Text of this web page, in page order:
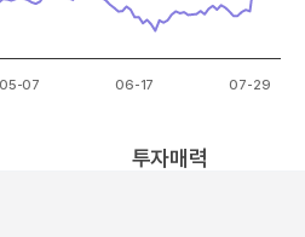
05-07 06-17 07-29
투자매력